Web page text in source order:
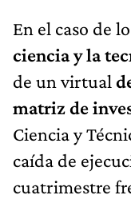
ciencia y la
de un virtual
matriz de
Ciencia y
caída de
cuatrimestre
2023,